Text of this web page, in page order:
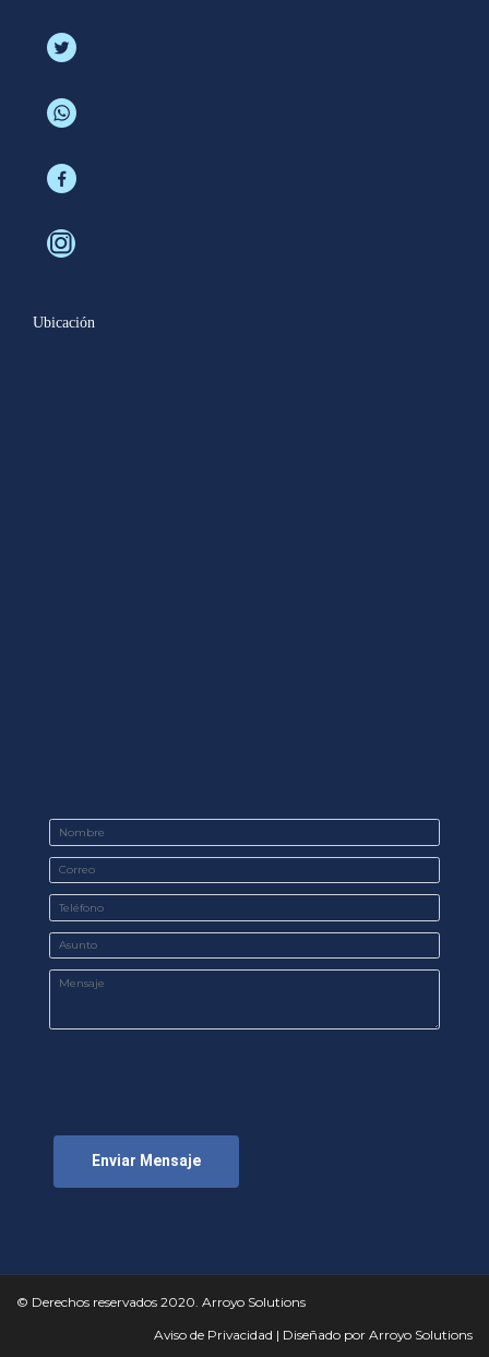
Ubicación
Enviar Mensaje
© Derechos reservados 2020. Arroyo Solutions
Aviso de Privacidad | Diseñado por Arroyo Solutions